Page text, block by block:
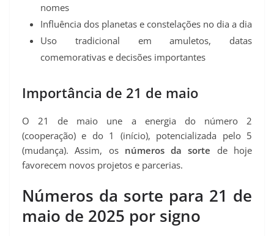
nomes
Influência dos planetas e constelações no dia a dia
Uso tradicional em amuletos, datas
comemorativas e decisões importantes
Importância de 21 de maio
O 21 de maio une a energia do número 2
(cooperação) e do 1 (início), potencializada pelo 5
(mudança). Assim, os números da sorte de hoje
favorecem novos projetos e parcerias.
Números da sorte para 21 de
maio de 2025 por signo